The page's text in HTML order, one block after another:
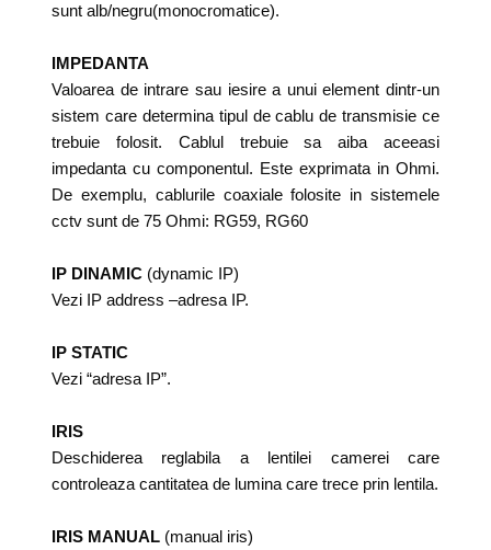
sunt alb/negru(monocromatice).
IMPEDANTA
Valoarea de intrare sau iesire a unui element dintr-un
sistem care determina tipul de cablu de transmisie ce
trebuie folosit. Cablul trebuie sa aiba aceeasi
impedanta cu componentul. Este exprimata in Ohmi.
De exemplu, cablurile coaxiale folosite in sistemele
cctv sunt de 75 Ohmi: RG59, RG60
IP DINAMIC(dynamic IP)
Vezi IP address –adresa IP.
IP STATIC
Vezi “adresa IP”.
IRIS
Deschiderea reglabila a lentilei camerei care
controleaza cantitatea de lumina care trece prin lentila.
IRIS MANUAL(manual iris)